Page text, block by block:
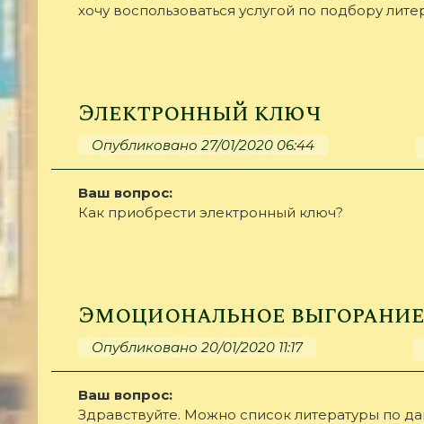
хочу воспользоваться услугой по подбору
Электронный ключ
Опубликовано 27/01/2020 06:44
Ваш вопрос:
Как приобрести электронный ключ?
Эмоциональное
Опубликовано 20/01/2020 11:17
Ваш вопрос:
Здравствуйте. Можно список литературы по